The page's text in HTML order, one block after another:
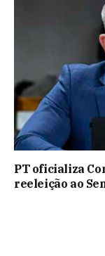
PT oficializa
reeleição ao